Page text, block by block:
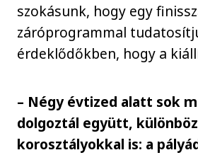
szokásunk, hogy egy
záróprogrammal
érdeklődőkben, hogy a
– Négy évtized alatt sok
dolgoztál együtt,
korosztályokkal is: a